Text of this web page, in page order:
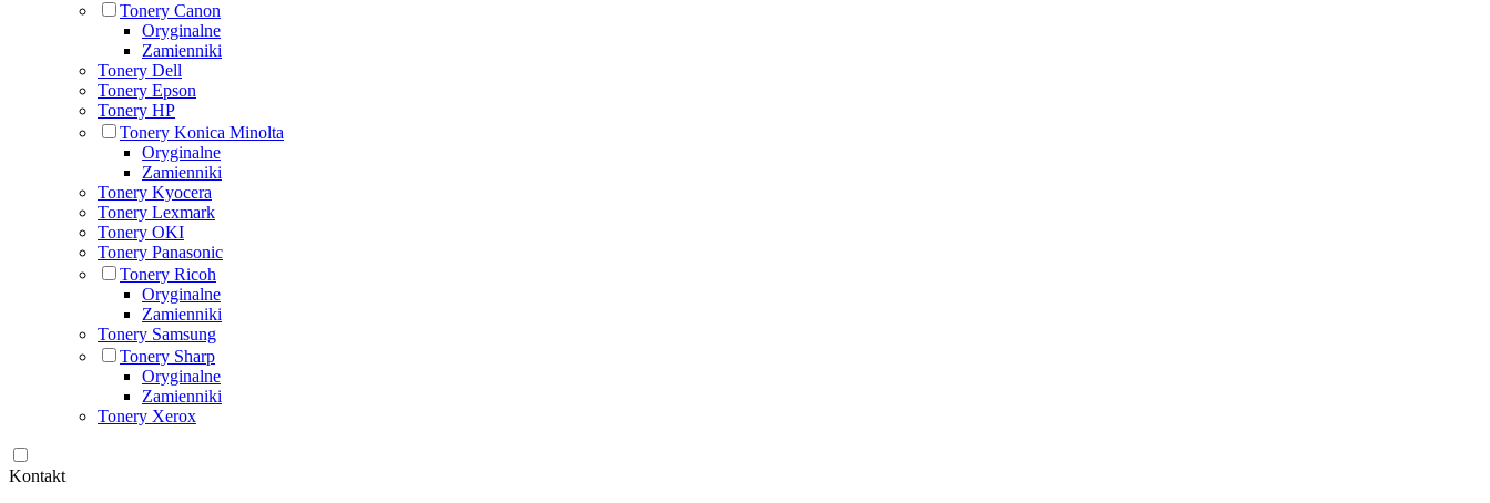
Tonery Canon
Oryginalne
Zamienniki
Tonery Dell
Tonery Epson
Tonery HP
Tonery Konica Minolta
Oryginalne
Zamienniki
Tonery Kyocera
Tonery Lexmark
Tonery OKI
Tonery Panasonic
Tonery Ricoh
Oryginalne
Zamienniki
Tonery Samsung
Tonery Sharp
Oryginalne
Zamienniki
Tonery Xerox
Kontakt